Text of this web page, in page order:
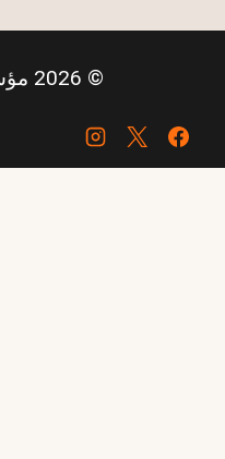
© 2026 مؤسسة ظل الرياض